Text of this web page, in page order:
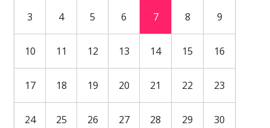
3 4 5 6 7 8 9
10 11 12 13 14 15 16
17 18 19 20 21 22 23
24 25 26 27 28 29 30